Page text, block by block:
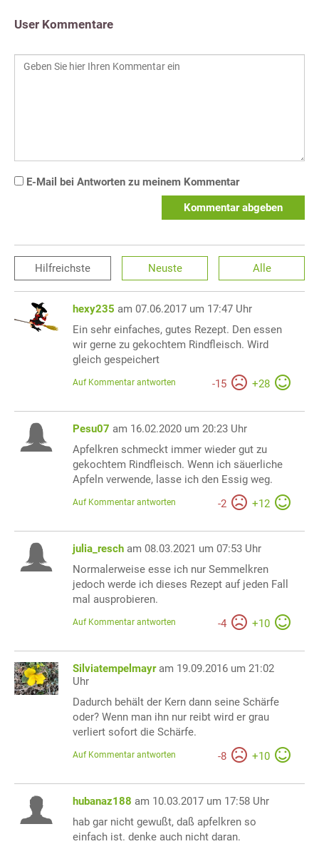
User Kommentare
E-Mail bei Antworten zu meinem Kommentar
Kommentar abgeben
Hilfreichste Neuste Alle
hexy235 am 07.06.2017 um 17:47 Uhr
Ein sehr einfaches, gutes Rezept. Den essen
wir gerne zu gekochtem Rindfleisch. Wird
gleich gespeichert
-15 +28
Auf Kommentar antworten
Pesu07 am 16.02.2020 um 20:23 Uhr
Apfelkren schmeckt immer wieder gut zu
gekochtem Rindfleisch. Wenn ich säuerliche
Apfeln verwende, lasse ich den Essig weg.
-2 +12
Auf Kommentar antworten
julia_resch am 08.03.2021 um 07:53 Uhr
Normalerweise esse ich nur Semmelkren
jedoch werde ich dieses Rezept auf jeden Fall
mal ausprobieren.
-4 +10
Auf Kommentar antworten
Silviatempelmayr am 19.09.2016 um 21:02
Uhr
Dadurch behält der Kern dann seine Schärfe
oder? Wenn man ihn nur reibt wird er grau
verliert sofort die Schärfe.
-8 +10
Auf Kommentar antworten
hubanaz188 am 10.03.2017 um 17:58 Uhr
hab gar nicht gewußt, daß apfelkren so
einfach ist. denke auch nicht daran.